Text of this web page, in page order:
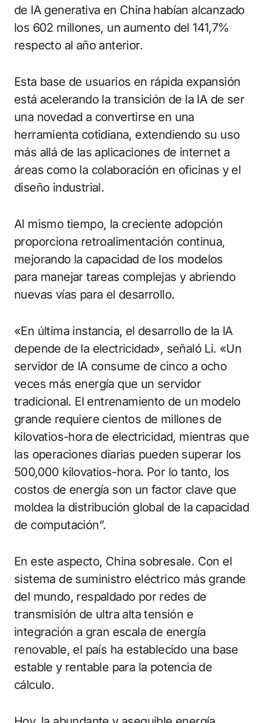
de IA generativa en China habían alcanzado
los 602 millones, un aumento del 141,7%
respecto al año anterior.
Esta base de usuarios en rápida expansión
está acelerando la transición de la IA de ser
una novedad a convertirse en una
herramienta cotidiana, extendiendo su uso
más allá de las aplicaciones de internet a
áreas como la colaboración en oficinas y el
diseño industrial.
Al mismo tiempo, la creciente adopción
proporciona retroalimentación continua,
mejorando la capacidad de los modelos
para manejar tareas complejas y abriendo
nuevas vías para el desarrollo.
«En última instancia, el desarrollo de la IA
depende de la electricidad», señaló Li. «Un
servidor de IA consume de cinco a ocho
veces más energía que un servidor
tradicional. El entrenamiento de un modelo
grande requiere cientos de millones de
kilovatios-hora de electricidad, mientras que
las operaciones diarias pueden superar los
500,000 kilovatios-hora. Por lo tanto, los
costos de energía son un factor clave que
moldea la distribución global de la capacidad
de computación”.
En este aspecto, China sobresale. Con el
sistema de suministro eléctrico más grande
del mundo, respaldado por redes de
transmisión de ultra alta tensión e
integración a gran escala de energía
renovable, el país ha establecido una base
estable y rentable para la potencia de
cálculo.